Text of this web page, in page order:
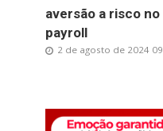
aversão a risco
payroll
2 de agosto de 2024